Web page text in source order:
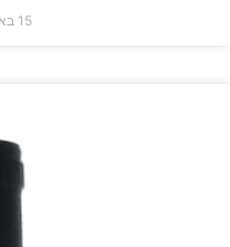
15 באוגוסט 2015